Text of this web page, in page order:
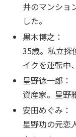
井のマンショ
した。
黒木博之：
35歳。私立探
イクを運転中
星野徳一郎：
資産家。星野
安田めぐみ：
星野功の元恋